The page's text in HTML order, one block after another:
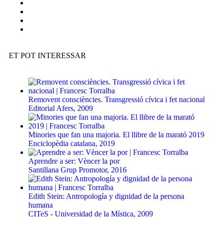
ET POT INTERESSAR
Removent consciències. Transgressió cívica i fet nacional
Editorial Afers, 2009
Minories que fan una majoria. El llibre de la marató 2019
Enciclopèdia catalana, 2019
Aprendre a ser: Vèncer la por
Santillana Grup Promotor, 2016
Edith Stein: Antropología y dignidad de la persona
humana
CITeS - Universidad de la Mística, 2009